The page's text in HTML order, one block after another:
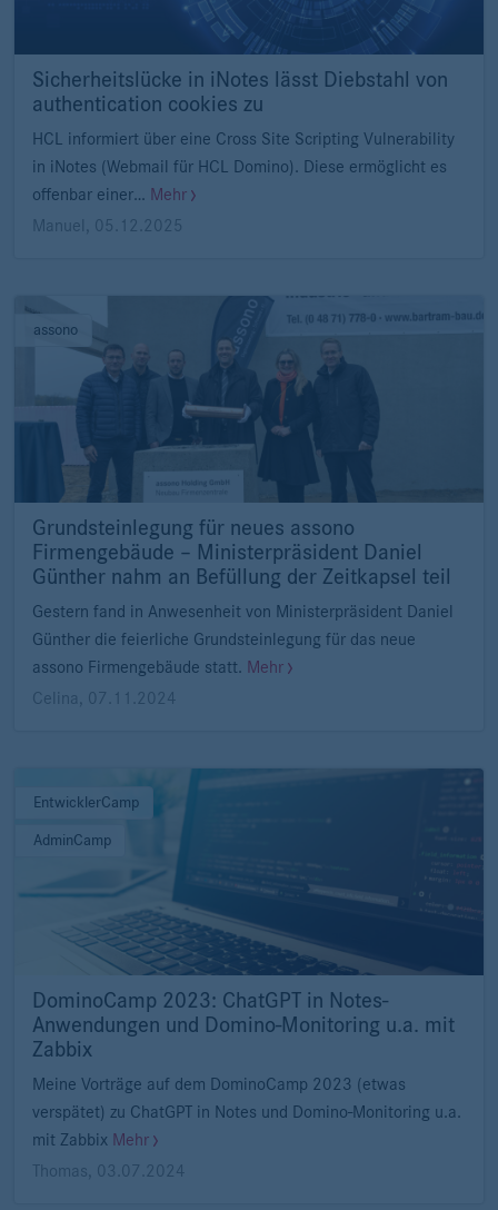
Sicherheitslücke in iNotes lässt Diebstahl von
authentication cookies zu
HCL informiert über eine Cross Site Scripting Vulnerability
in iNotes (Webmail für HCL Domino). Diese ermöglicht es
offenbar einer… Mehr
Manuel
05.12.2025
assono
Grundsteinlegung für neues assono
Firmengebäude – Ministerpräsident Daniel
Günther nahm an Befüllung der Zeitkapsel teil
Gestern fand in Anwesenheit von Ministerpräsident Daniel
Günther die feierliche Grundsteinlegung für das neue
assono Firmengebäude statt. Mehr
Celina
07.11.2024
EntwicklerCamp
AdminCamp
DominoCamp 2023: ChatGPT in Notes-
Anwendungen und Domino-Monitoring u.a. mit
Zabbix
Meine Vorträge auf dem DominoCamp 2023 (etwas
verspätet) zu ChatGPT in Notes und Domino-Monitoring u.a.
mit Zabbix Mehr
Thomas
03.07.2024